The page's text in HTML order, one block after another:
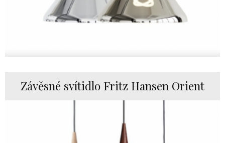
Závěsné svítidlo Fritz Hansen Orient